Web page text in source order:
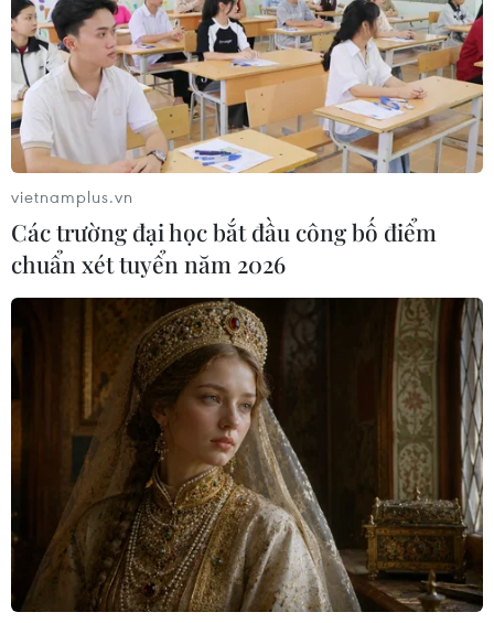
Ẩm thực Việt Nam ghi dấu ấn trong lễ hội
văn hóa tại Australia
05/03/2019 08:34
Phở, một trong những món ăn truyền thống của Việt
Nam nổi tiếng nhất trên thế giới, đã được giới thiệu đến
đông đảo bạn bè, người dân Australia.
vietnamplus.vn
Các trường đại học bắt đầu công bố điểm
chuẩn xét tuyển năm 2026